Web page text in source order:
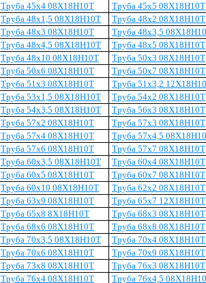
Труба 45х4 08Х18Н10Т
Труба 45х5 08Х18Н10Т
Труба 48х1,5 08Х18Н10Т
Труба 48х2 08Х18Н10Т
Труба 48х3 08Х18Н10Т
Труба 48х3,5
Труба 48х4,5 08Х18Н10Т
Труба 48х5 08Х18Н10Т
Труба 48х10 08Х18Н10Т
Труба 50х3 08Х18Н10Т
Труба 50х6 08Х18Н10Т
Труба 50х7 08Х18Н10Т
Труба 51х3 08Х18Н10Т
Труба 51х3,2
Труба 53х1,5 08Х18Н10Т
Труба 54х2 08Х18Н10Т
Труба 54х3,5 08Х18Н10Т
Труба 56х3 08Х18Н10Т
Труба 57х2 08Х18Н10Т
Труба 57х3 08Х18Н10Т
Труба 57х4 08Х18Н10Т
Труба 57х4,5
Труба 57х6 08Х18Н10Т
Труба 57х7 08Х18Н10Т
Труба 60х3,5 08Х18Н10Т
Труба 60х4 08Х18Н10Т
Труба 60х5 08Х18Н10Т
Труба 60х7 08Х18Н10Т
Труба 60х10 08Х18Н10Т
Труба 62х2 08Х18Н10Т
Труба 63х9 08Х18Н10Т
Труба 65х7 12Х18Н10Т
Труба 65х8 8Х18Н10Т
Труба 68х3 08Х18Н10Т
Труба 68х6 08Х18Н10Т
Труба 68х8 08Х18Н10Т
Труба 70х3,5 08Х18Н10Т
Труба 70х4 08Х18Н10Т
Труба 70х6 08Х18Н10Т
Труба 70х9 08Х18Н10Т
Труба 73х8 08Х18Н10Т
Труба 76х3 08Х18Н10Т
Труба 76х4 08Х18Н10Т Труба 76х4,5